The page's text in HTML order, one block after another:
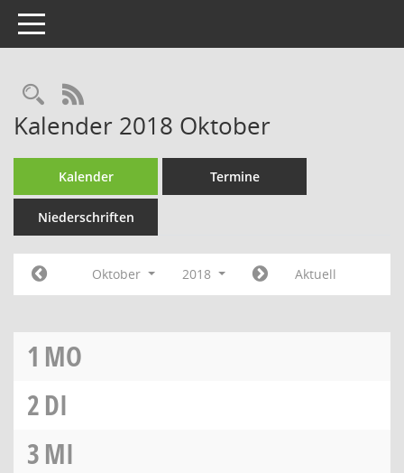
Toggle navigation
Rechercheauswahl
RSS-Feed
Kalender 2018 Oktober
Kalender Termine
Niederschriften
Oktober 2018 Aktuell
1 MO
2DI
3MI